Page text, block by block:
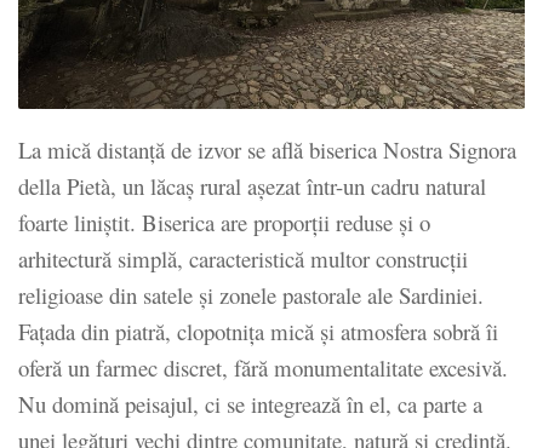
La mică distanță de izvor se află biserica Nostra Signora
della Pietà, un lăcaș rural așezat într-un cadru natural
foarte liniștit. Biserica are proporții reduse și o
arhitectură simplă, caracteristică multor construcții
religioase din satele și zonele pastorale ale Sardiniei.
Fațada din piatră, clopotnița mică și atmosfera sobră îi
oferă un farmec discret, fără monumentalitate excesivă.
Nu domină peisajul, ci se integrează în el, ca parte a
unei legături vechi dintre comunitate, natură și credință.